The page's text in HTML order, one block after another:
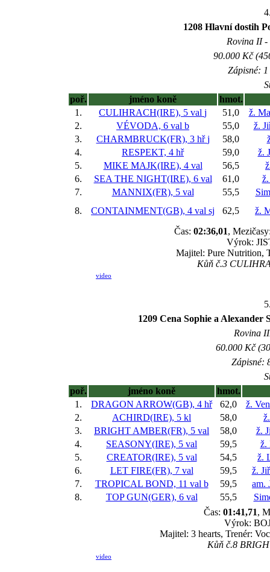
1208 Hlavní dostih
Rovina II -
90.000 Kč
Zápisné:
poř.
jméno koně
hmot.
1.
CULIHRACH(IRE), 5 val j 51,0
ž.
2.
VÉVODA, 6 val b 55,0
ž.
3.
CHARMBRUCK(FR), 3 hřj 58,0
4.
RESPEKT, 4 hř 59,0
ž.
5.
MIKE MAJK(IRE), 4 val 56,5
6.
SEA THE NIGHT(IRE), 6 val 61,0
7.
MANNIX(FR), 5 val 55,5
8.
CONTAINMENT(GB), 4 val sj 62,5
ž.
Čas: 02:36,01,
Výrok:
Majitel: Pure Nutrition,
Kůň č.3
video
1209 Cena Sophie a Alexander
Rovina
60.000 Kč
Zápisné:
poř.
jméno koně
hmot.
1.
DRAGON ARROW(GB), 4 hř 62,0
ž.
2.
ACHIRD(IRE), 5 kl 58,0
3.
BRIGHT AMBER(FR), 5 val 58,0
ž.
4.
SEASONY(IRE), 5 val 59,5
ž.
5.
CREATOR(IRE), 5 val 54,5
ž.
6.
LET FIRE(FR), 7 val 59,5
ž.
7.
TROPICAL BOND, 11 val b 59,5
am.
8.
TOP GUN(GER), 6 val 55,5
Čas: 01:41,71,
Výrok:
Majitel: 3 hearts, Trenér:
Kůň č.8
video